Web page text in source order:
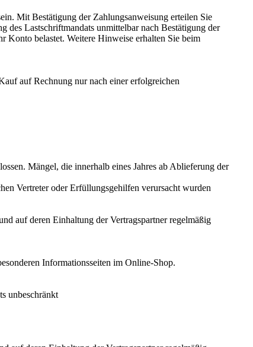
Mit Bestätigung der Zahlungsanweisung erteilen Sie
Lastschriftmandats unmittelbar nach Bestätigung der
Konto belastet. Weitere Hinweise erhalten Sie beim
auf Rechnung nur nach einer erfolgreichen
Mängel, die innerhalb eines Jahres ab Ablieferung der
Vertreter oder Erfüllungsgehilfen verursacht wurden
auf deren Einhaltung der Vertragspartner regelmäßig
Informationsseiten im Online-Shop.
unbeschränkt